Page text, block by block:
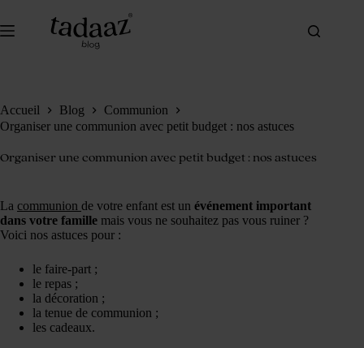
contenu
Accueil Blog
Communion
Organiser une communion avec petit budget : nos astuces
Organiser une communion avec petit budget : nos astuces
La communion de votre enfant est un événement important
dans votre famille mais vous ne souhaitez pas vous ruiner ?
Voici nos astuces pour :
le faire-part ;
le repas ;
la décoration ;
la tenue de communion ;
les cadeaux.